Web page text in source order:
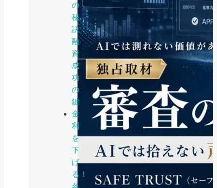
の
秘
訣：
融
資
成
功
の
鍵
金
利
を
下
げ
る！
各